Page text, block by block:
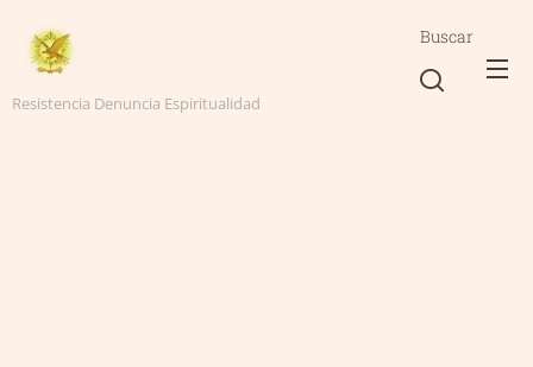
Resistencia Denuncia Espiritualidad
Buscar